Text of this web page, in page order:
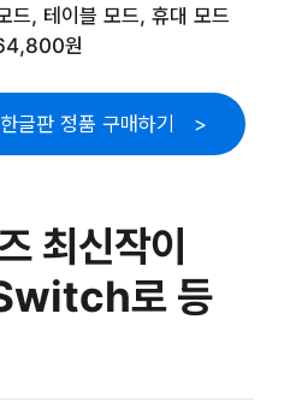
드, 테이블 모드, 휴대 모드
원
글판 정품 구매하기
최신작이
로 등